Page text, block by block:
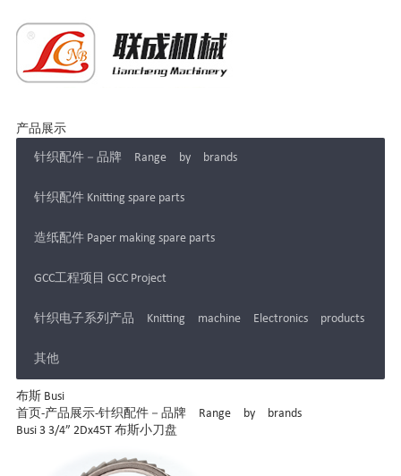
产品展示
针织配件－品牌 Range by brands
针织配件 Knitting spare parts
造纸配件 Paper making spare parts
GCC工程项目 GCC Project
针织电子系列产品 Knitting machine Electronics products
其他
布斯 Busi
首页-产品展示-针织配件－品牌 Range by brands
Busi 3 3/4” 2Dx45T 布斯小刀盘